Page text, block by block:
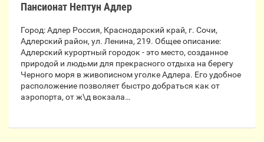
Пансионат Нептун Адлер
Город: Адлер Россия, Краснодарский край, г. Сочи,
Адлерский район, ул. Ленина, 219. Общее описание:
Адлерский курортный городок - это место, созданное
природой и людьми для прекрасного отдыха на берегу
Черного моря в живописном уголке Адлера. Его удобное
расположение позволяет быстро добраться как от
аэропорта, от ж\д вокзала…